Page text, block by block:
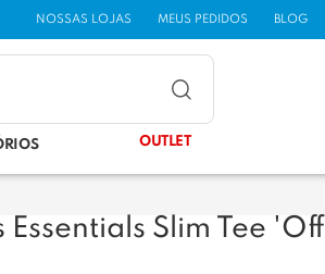
NOSSAS LOJAS MEUS PEDIDOS BLOG
OUTLET
Slim Tee 'Off